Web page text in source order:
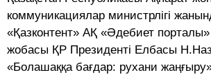
коммуникациялар министрлігі
«Қазконтент» АҚ «Әдебиет порталы»
жобасы ҚР Президенті Елбасы
«Болашаққа бағдар: рухани